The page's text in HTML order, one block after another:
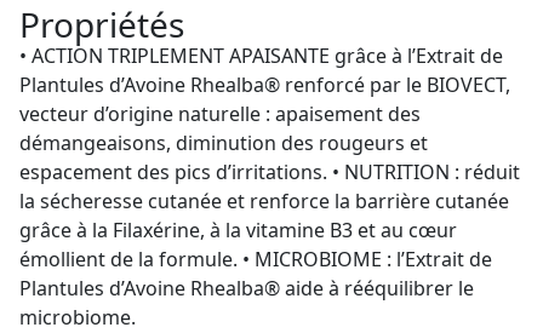
Propriétés
• ACTION TRIPLEMENT APAISANTE grâce à l’Extrait de
Plantules d’Avoine Rhealba® renforcé par le BIOVECT,
vecteur d’origine naturelle : apaisement des
démangeaisons, diminution des rougeurs et
espacement des pics d’irritations. • NUTRITION : réduit
la sécheresse cutanée et renforce la barrière cutanée
grâce à la Filaxérine, à la vitamine B3 et au cœur
émollient de la formule. • MICROBIOME : l’Extrait de
Plantules d’Avoine Rhealba® aide à rééquilibrer le
microbiome.